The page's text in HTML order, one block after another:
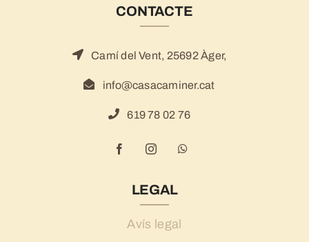
CONTACTE
Camí del Vent, 25692 Àger,
info@casacaminer.cat
619 78 02 76
LEGAL
Avís legal